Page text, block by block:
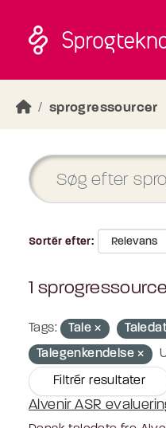
sprogressourcer
Sortér efter
1
Tags: Tale
Talegenkendelse
Filtrér resultater
Alvenir ASR